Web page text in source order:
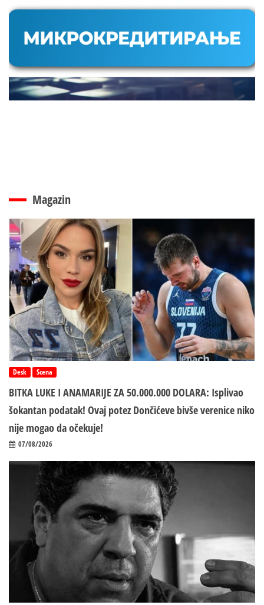
Magazin
Desk Scena
BITKA LUKE I ANAMARIJE ZA 50.000.000 DOLARA: Isplivao
šokantan podatak! Ovaj potez Dončićeve bivše verenice niko
nije mogao da očekuje!
07/08/2026